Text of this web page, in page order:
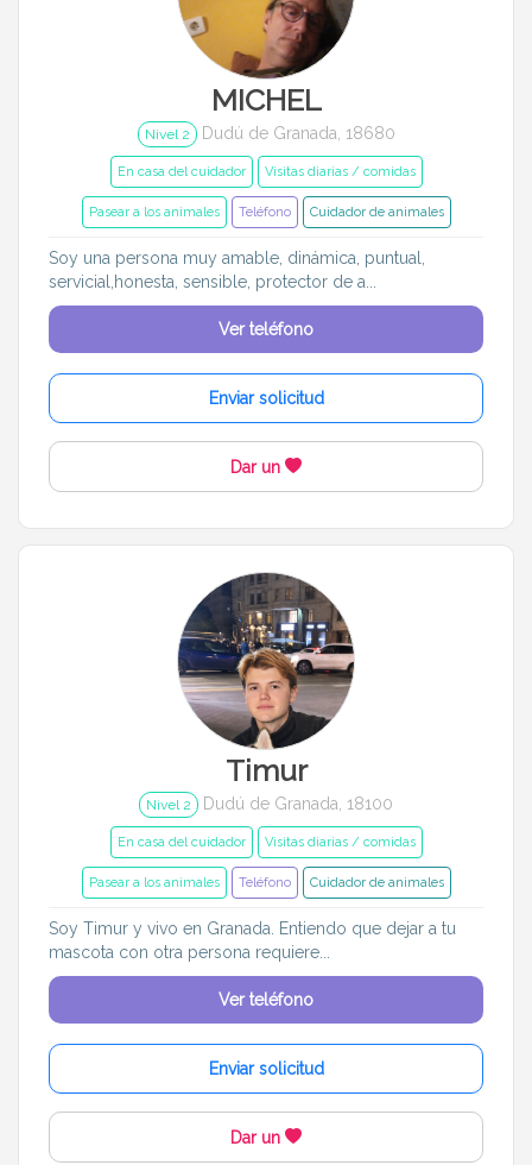
MICHEL
Nivel 2 Dudú de Granada, 18680
En casa del cuidador Visitas diarias / comidas
Pasear a los animales Teléfono Cuidador de animales
Soy una persona muy amable, dinámica, puntual,
servicial,honesta, sensible, protector de a...
Ver teléfono
Enviar solicitud
Dar un
Timur
Nivel 2 Dudú de Granada, 18100
En casa del cuidador Visitas diarias / comidas
Pasear a los animales Teléfono Cuidador de animales
Soy Timur y vivo en Granada. Entiendo que dejar a tu
mascota con otra persona requiere...
Ver teléfono
Enviar solicitud
Dar un